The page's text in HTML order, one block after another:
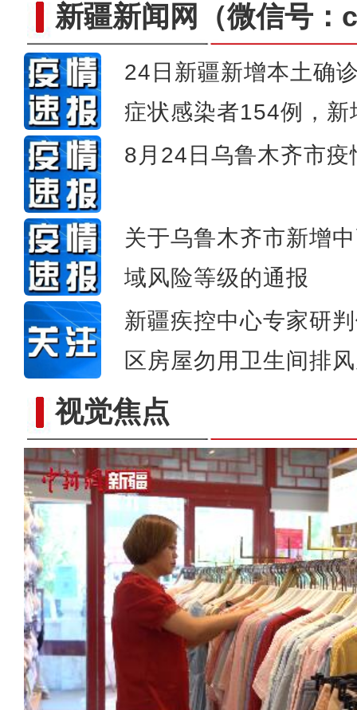
新疆新闻网 （微信号
24日新疆新增本土确
症状感染者154例，新
8月24日乌鲁木齐市
关于乌鲁木齐市新增
域风险等级的通报
新疆疾控中心专家研
区房屋勿用卫生间排
视觉焦点
新疆博州民警化身“云上
新疆最大食品冷链物流综